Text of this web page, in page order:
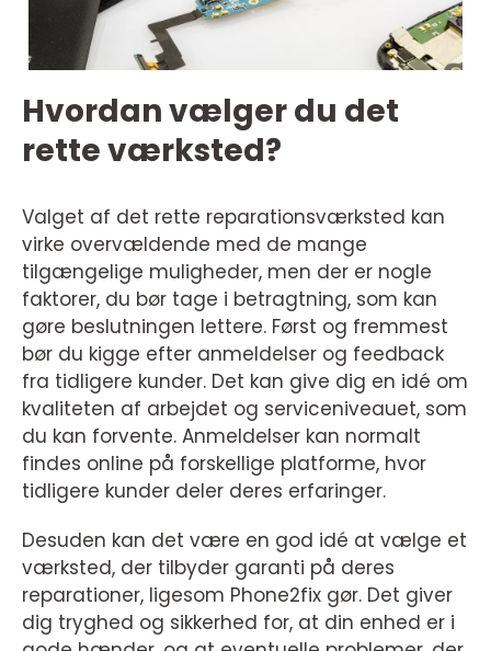
Hvordan vælger du det
rette værksted?
Valget af det rette reparationsværksted kan
virke overvældende med de mange
tilgængelige muligheder, men der er nogle
faktorer, du bør tage i betragtning, som kan
gøre beslutningen lettere. Først og fremmest
bør du kigge efter anmeldelser og feedback
fra tidligere kunder. Det kan give dig en idé om
kvaliteten af arbejdet og serviceniveauet, som
du kan forvente. Anmeldelser kan normalt
findes online på forskellige platforme, hvor
tidligere kunder deler deres erfaringer.
Desuden kan det være en god idé at vælge et
værksted, der tilbyder garanti på deres
reparationer, ligesom Phone2fix gør. Det giver
dig tryghed og sikkerhed for, at din enhed er i